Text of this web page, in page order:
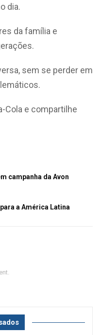
dia.
da família e
sem se perder em
Cola e compartilhe
campanha da Avon
a América Latina